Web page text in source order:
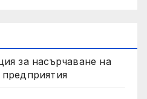
за насърчаване на